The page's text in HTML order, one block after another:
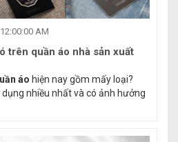
AM
trên quần áo nhà sản xuất
áo hiện nay gồm mấy loại?
nhiều nhất và có ảnh hưởng